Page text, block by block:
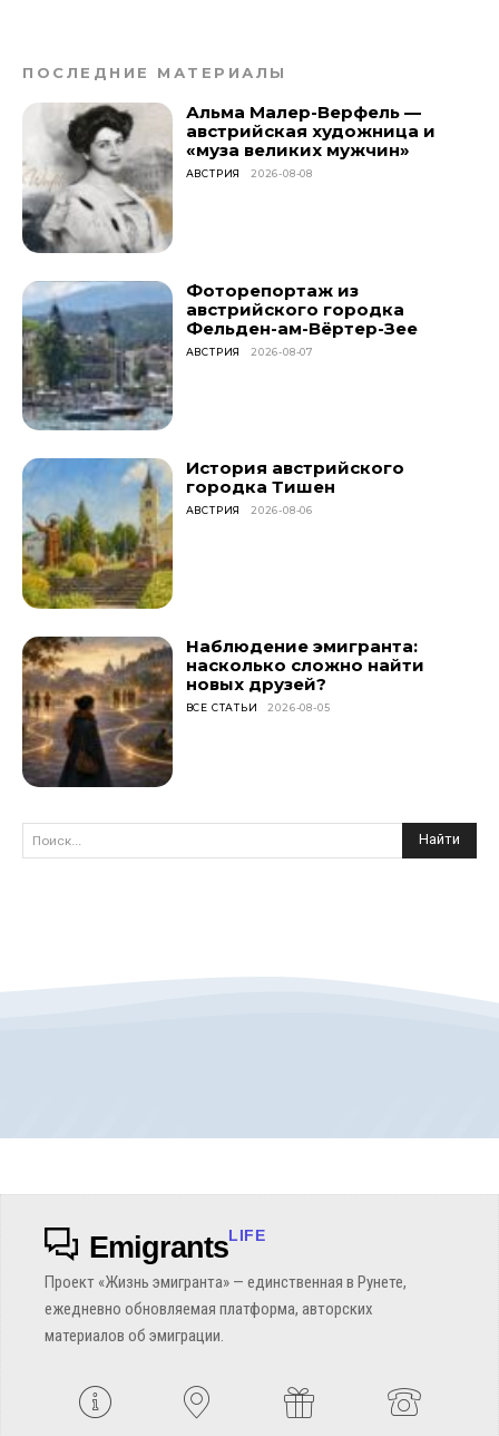
ПОСЛЕДНИЕ МАТЕРИАЛЫ
Альма Малер-Верфель —
австрийская художница и
«муза великих мужчин»
АВСТРИЯ 2026-08-08
Фоторепортаж из
австрийского городка
Фельден-ам-Вёртер-Зее
АВСТРИЯ 2026-08-07
История австрийского
городка Тишен
АВСТРИЯ 2026-08-06
Наблюдение эмигранта:
насколько сложно найти
новых друзей?
ВСЕ СТАТЬИ 2026-08-05
Поиск... Найти
EmigrantsLIFE
Проект «Жизнь эмигранта» — единственная в Рунете,
ежедневно обновляемая платформа, авторских
материалов об эмиграции.